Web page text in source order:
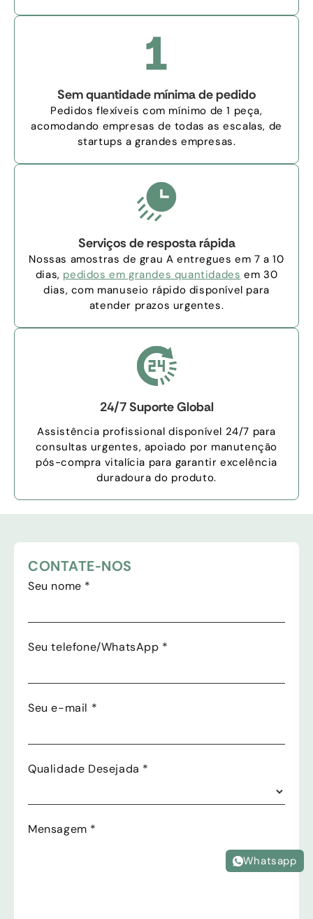
Sem quantidade mínima de pedido
Pedidos flexíveis com mínimo de 1 peça,
acomodando empresas de todas as escalas, de
startups a grandes empresas.
Serviços de resposta rápida
Nossas amostras de grau A entregues em 7 a 10
dias, pedidos em grandes quantidades em 30
dias, com manuseio rápido disponível para
atender prazos urgentes.
24/7 Suporte Global
Assistência profissional disponível 24/7 para
consultas urgentes, apoiado por manutenção
pós-compra vitalícia para garantir excelência
duradoura do produto.
CONTATE-NOS
Seu nome *
Seu telefone/WhatsApp *
Seu e-mail *
Qualidade Desejada *
Mensagem *
Whatsapp